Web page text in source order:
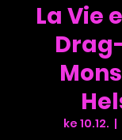
La Vie
ke 10.12.
  |